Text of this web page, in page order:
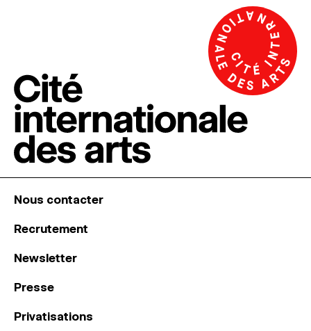
Nous contacter
Recrutement
Newsletter
Presse
Privatisations